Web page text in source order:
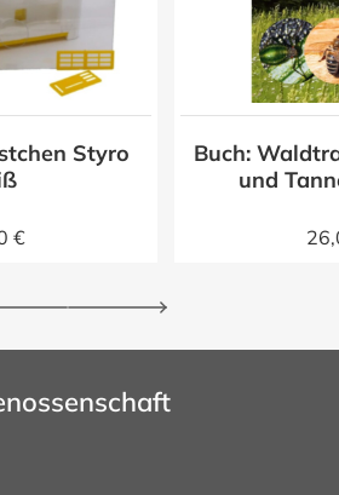
Styro
€
Buch:
und